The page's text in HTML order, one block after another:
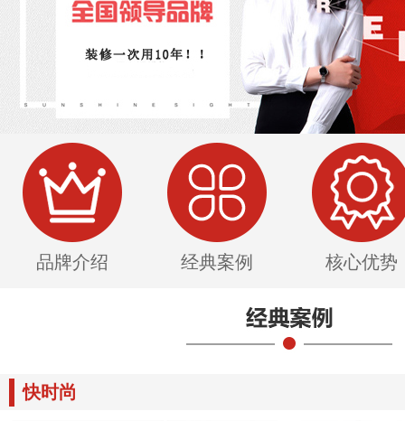
品牌介绍 经典案例 核心优势
快时尚